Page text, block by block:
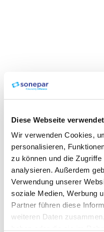
Diese Webseite
Wir verwenden Cookies,
personalisieren,
zu können und die
analysieren. Außerdem
Verwendung unserer
soziale Medien, Werbung
Partner führen diese
weiteren Daten